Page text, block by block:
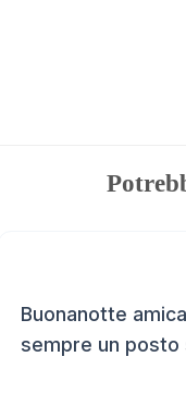
Buonanotte
sempre un posto